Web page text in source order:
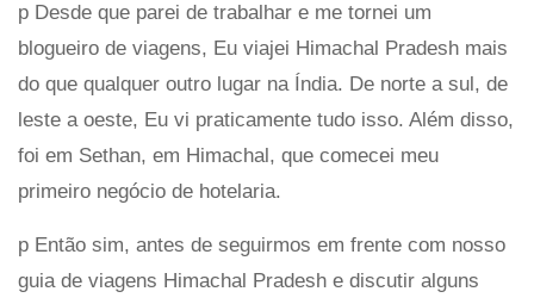
p Desde que parei de trabalhar e me tornei um
blogueiro de viagens, Eu viajei Himachal Pradesh mais
do que qualquer outro lugar na Índia. De norte a sul, de
leste a oeste, Eu vi praticamente tudo isso. Além disso,
foi em Sethan, em Himachal, que comecei meu
primeiro negócio de hotelaria.
p Então sim, antes de seguirmos em frente com nosso
guia de viagens Himachal Pradesh e discutir alguns